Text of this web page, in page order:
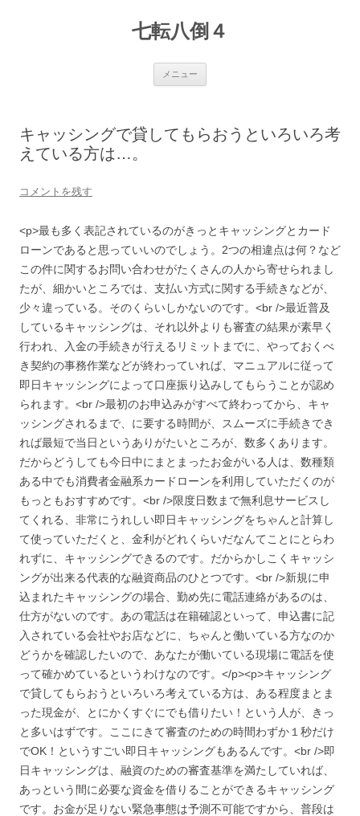
七転八倒４
メニュー
ス
キャッシングで貸してもらおうといろいろ考
えている方は…。
コメントを残す
<p>最も多く表記されているのがきっとキャッシングとカード
ローンであると思っていいのでしょう。2つの相違点は何？など
この件に関するお問い合わせがたくさんの人から寄せられまし
たが、細かいところでは、支払い方式に関する手続きなどが、
少々違っている。そのくらいしかないのです。<br />最近普及
しているキャッシングは、それ以外よりも審査の結果が素早く
行われ、入金の手続きが行えるリミットまでに、やっておくべ
き契約の事務作業などが終わっていれば、マニュアルに従って
即日キャッシングによって口座振り込みしてもらうことが認め
られます。<br />最初のお申込みがすべて終わってから、キャ
ッシングされるまで、に要する時間が、スムーズに手続きでき
れば最短で当日というありがたいところが、数多くあります。
だからどうしても今日中にまとまったお金がいる人は、数種類
ある中でも消費者金融系カードローンを利用していただくのが
もっともおすすめです。<br />限度日数まで無利息サービスし
てくれる、非常にうれしい即日キャッシングをちゃんと計算し
て使っていただくと、金利がどれくらいだなんてことにとらわ
れずに、キャッシングできるのです。だからかしこくキャッシ
ングが出来る代表的な融資商品のひとつです。<br />新規に申
込まれたキャッシングの場合、勤め先に電話連絡があるのは、
仕方がないのです。あの電話は在籍確認といって、申込書に記
入されている会社やお店などに、ちゃんと働いている方なのか
どうかを確認したいので、あなたが働いている現場に電話を使
って確かめているというわけなのです。</p><p>キャッシング
で貸してもらおうといろいろ考えている方は、ある程度まとま
った現金が、とにかくすぐにでも借りたい！という人が、きっ
と多いはずです。ここにきて審査のための時間わずか１秒だけ
でOK！というすごい即日キャッシングもあるんです。<br />即
日キャッシングは、融資のための審査基準を満たしていれば、
あっという間に必要な資金を借りることができるキャッシング
です。お金が足りない緊急事態は予測不可能ですから、普段は